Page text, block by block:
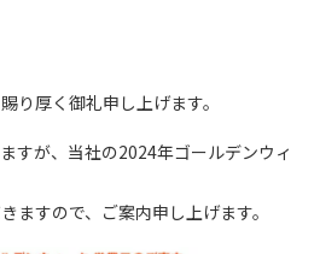
り厚く御礼申し上げます。
すが、当社の2024年ゴールデンウィ
ますので、ご案内申し上げます。